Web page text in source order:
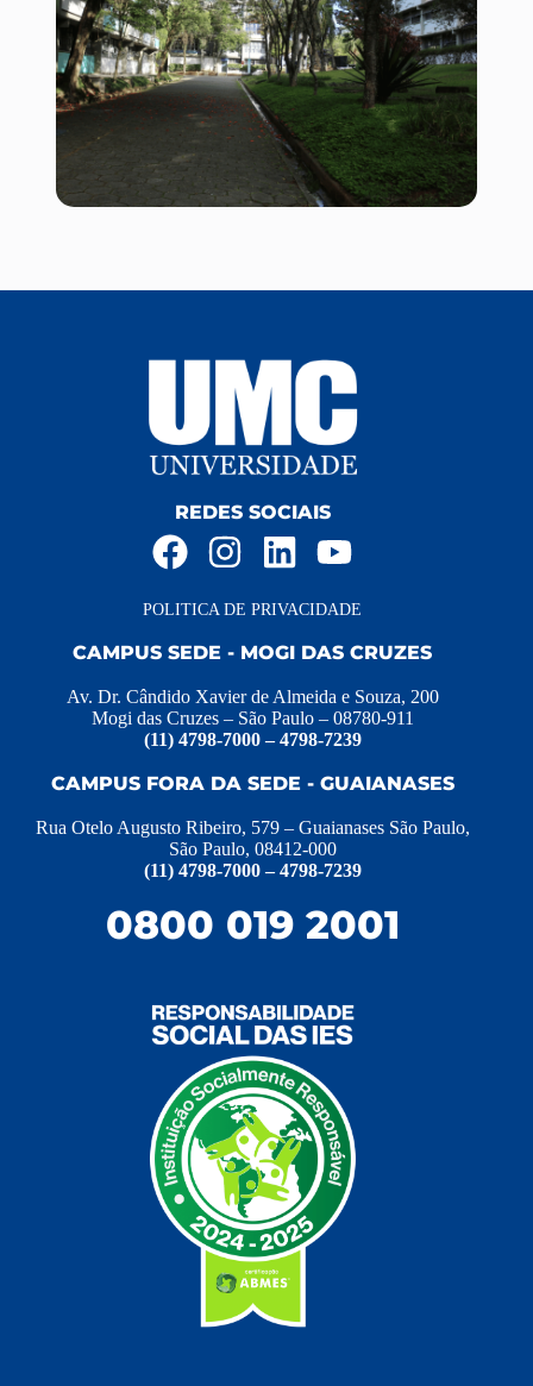
REDES SOCIAIS
POLITICA DE PRIVACIDADE
CAMPUS SEDE - MOGI DAS CRUZES
Av. Dr. Cândido Xavier de Almeida e Souza, 200
Mogi das Cruzes – São Paulo – 08780-911
(11) 4798-7000 – 4798-7239
CAMPUS FORA DA SEDE - GUAIANASES
Rua Otelo Augusto Ribeiro, 579 – Guaianases São Paulo,
São Paulo, 08412-000
(11) 4798-7000 – 4798-7239
0800 019 2001